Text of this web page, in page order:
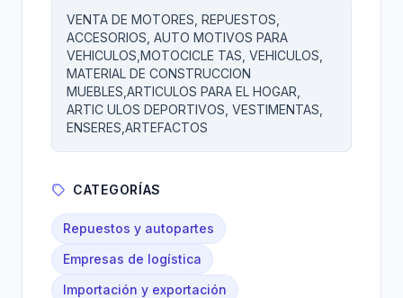
VENTA DE MOTORES, REPUESTOS,
ACCESORIOS, AUTO MOTIVOS PARA
VEHICULOS,MOTOCICLE TAS, VEHICULOS,
MATERIAL DE CONSTRUCCION
MUEBLES,ARTICULOS PARA EL HOGAR,
ARTIC ULOS DEPORTIVOS, VESTIMENTAS,
ENSERES,ARTEFACTOS
CATEGORÍAS
Repuestos y autopartes
Empresas de logística
Importación y exportación